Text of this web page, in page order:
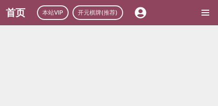
首页 本站VIP 开元棋牌(推荐)